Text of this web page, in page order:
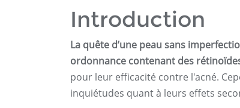
Introduction
La quête d’une peau sans
ordonnance contenant des
pour leur efficacité contre l'acné.
inquiétudes quant à leurs effets